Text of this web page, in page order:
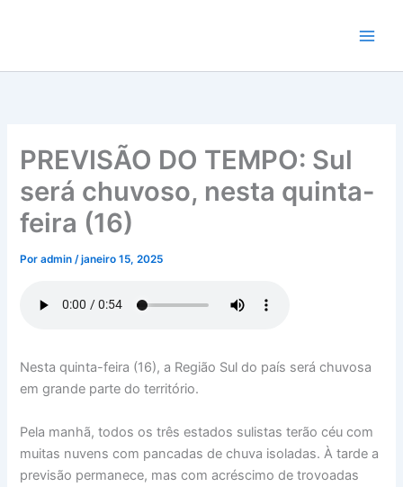
conteúdo
PREVISÃO DO TEMPO: Sul
será chuvoso, nesta quinta-
feira (16)
Poradmin/janeiro 15, 2025
Nesta quinta-feira (16), a Região Sul do país será chuvosa
em grande parte do território.
Pela manhã, todos os três estados sulistas terão céu com
muitas nuvens com pancadas de chuva isoladas. À tarde a
previsão permanece, mas com acréscimo de trovoadas